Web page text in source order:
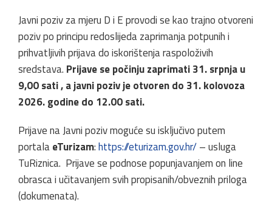
Javni poziv za mjeru D i E provodi se kao trajno otvoreni
poziv po principu redoslijeda zaprimanja potpunih i
prihvatljivih prijava do iskorištenja raspoloživih
sredstava. Prijave se počinju zaprimati 31. srpnja u
9,00 sati , a javni poziv je otvoren do 31. kolovoza
2026. godine do 12.00 sati.
Prijave na Javni poziv moguće su isključivo putem
portalaeTurizam:https://eturizam.gov.hr/– usluga
TuRiznica. Prijave se podnose popunjavanjem on line
obrasca i učitavanjem svih propisanih/obveznih priloga
(dokumenata).